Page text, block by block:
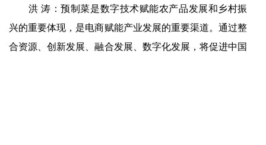
洪 涛：预制菜是数字技术赋能农产品发展和乡村振
兴的重要体现，是电商赋能产业发展的重要渠道。通过整
合资源、创新发展、融合发展、数字化发展，将促进中国